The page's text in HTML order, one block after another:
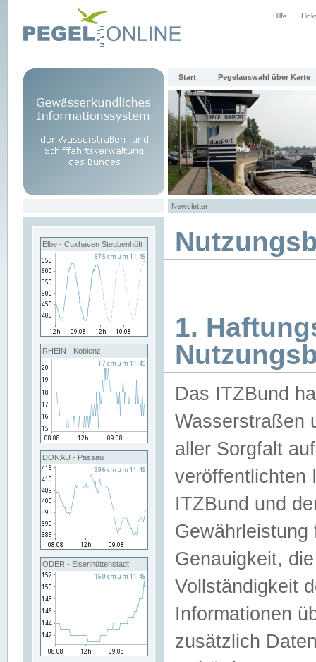
Hilfe
Start Pegelauswahl über Karte
Newsletter
Elbe - Cuxhaven Steubenhöft
RHEIN - Koblenz
DONAU - Passau
ODER - Eisenhüttenstadt
1.
Das ITZBund
Wasserstraßen
aller Sorgfalt
veröffentlichten
ITZBund und
Genauigkeit,
Vollständigkeit
Informationen
zusätzlich